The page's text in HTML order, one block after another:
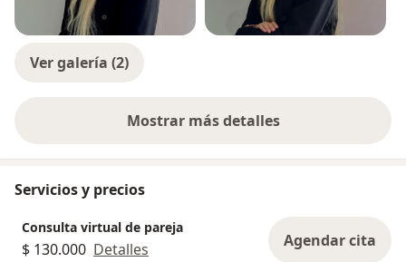
Ver galería (2)
Mostrar más detalles
sobre la experiencia
Servicios y precios
Consulta virtual de pareja
$ 130.000 Detalles Agendar cita